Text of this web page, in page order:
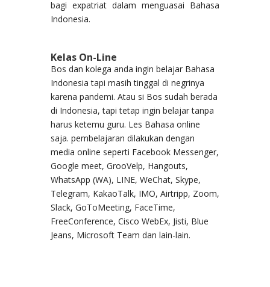
bagi expatriat dalam menguasai Bahasa
Indonesia.
Kelas On-Line
Bos dan kolega anda ingin belajar Bahasa
Indonesia tapi masih tinggal di negrinya
karena pandemi. Atau si Bos sudah berada
di Indonesia, tapi tetap ingin belajar tanpa
harus ketemu guru. Les Bahasa online
saja. pembelajaran dilakukan dengan
media online seperti Facebook Messenger,
Google meet, GrooVelp, Hangouts,
WhatsApp (WA), LINE, WeChat, Skype,
Telegram, KakaoTalk, IMO, Airtripp, Zoom,
Slack, GoToMeeting, FaceTime,
FreeConference, Cisco WebEx, Jisti, Blue
Jeans, Microsoft Team dan lain-lain.